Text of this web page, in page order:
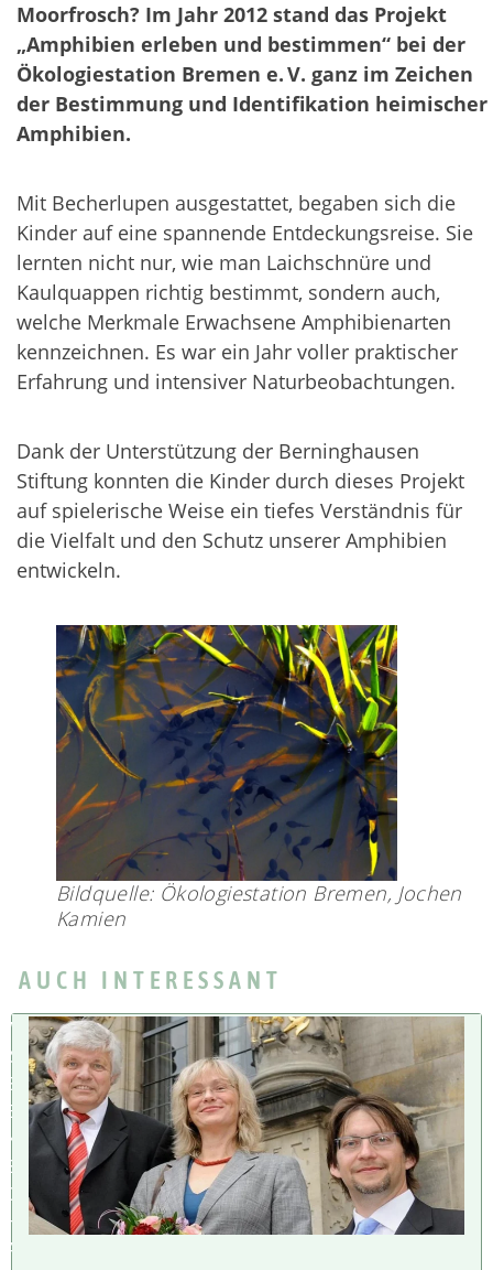
Moorfrosch? Im Jahr 2012 stand das Projekt
„Amphibien erleben und bestimmen“ bei der
Ökologiestation Bremen e. V. ganz im Zeichen
der Bestimmung und Identifikation heimischer
Amphibien.
Mit Becherlupen ausgestattet, begaben sich die
Kinder auf eine spannende Entdeckungsreise. Sie
lernten nicht nur, wie man Laichschnüre und
Kaulquappen richtig bestimmt, sondern auch,
welche Merkmale Erwachsene Amphibienarten
kennzeichnen. Es war ein Jahr voller praktischer
Erfahrung und intensiver Naturbeobachtungen.
Dank der Unterstützung der Berninghausen
Stiftung konnten die Kinder durch dieses Projekt
auf spielerische Weise ein tiefes Verständnis für
die Vielfalt und den Schutz unserer Amphibien
entwickeln.
Bildquelle: Ökologiestation Bremen, Jochen
Kamien
AUCH INTERESSANT
W
IS
S
E
N
S
C
H
A